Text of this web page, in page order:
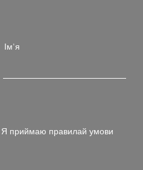
Ім'я
Я приймаю правилай умови